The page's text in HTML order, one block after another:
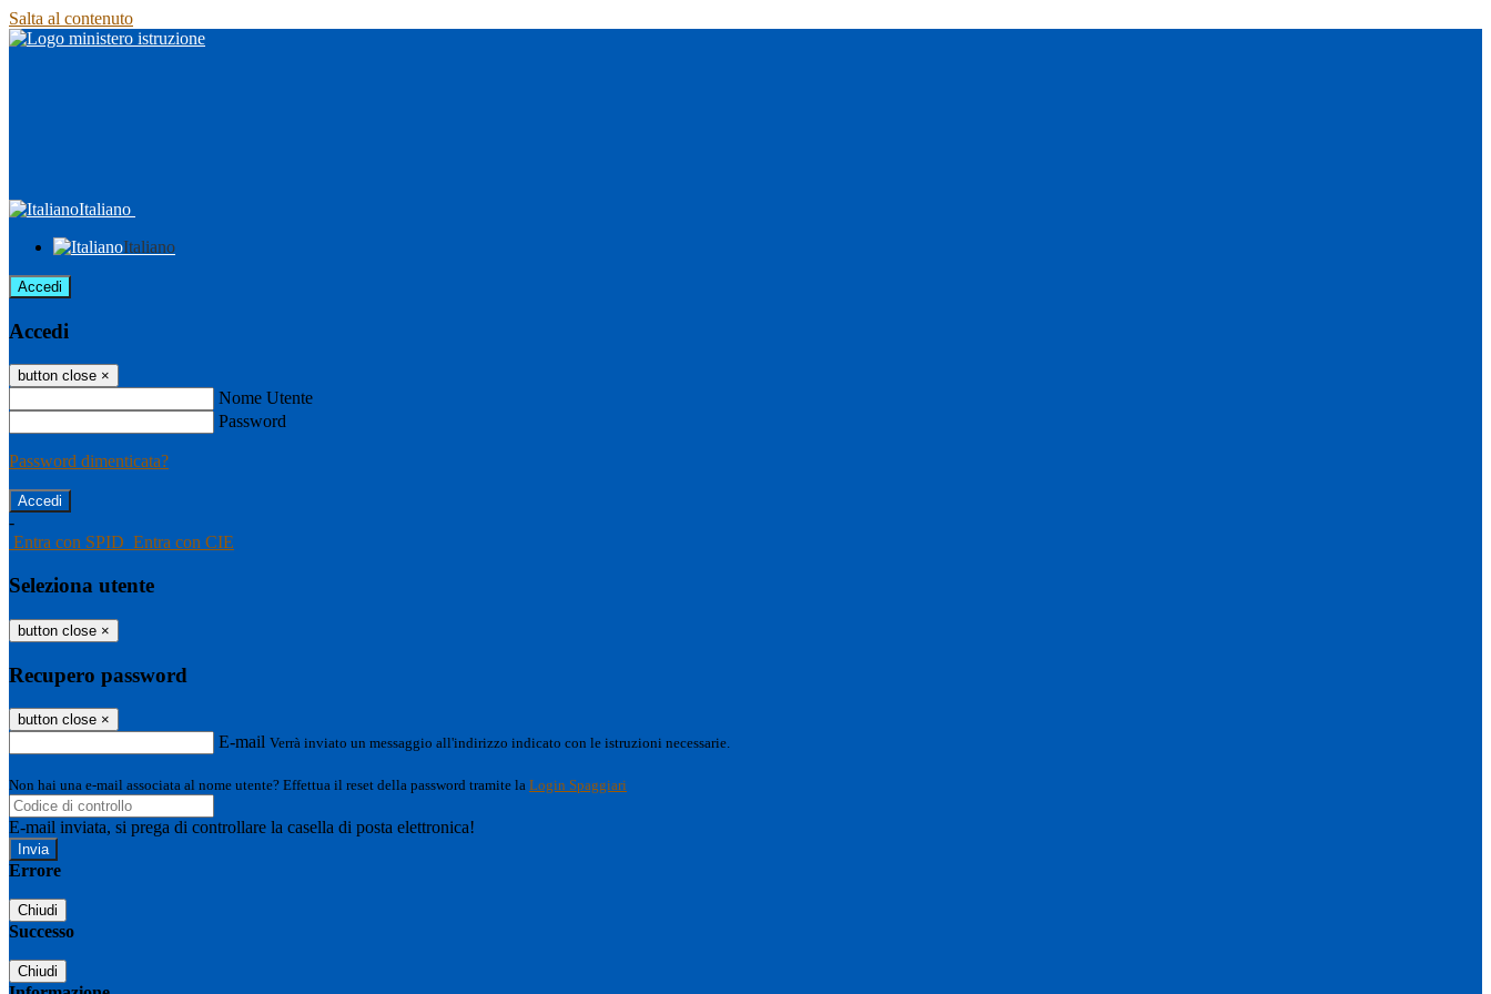
Salta al contenuto
Italiano
Italiano
Accedi
Accedi
button close ×
Nome Utente
Password
Password dimenticata?
-
Entra con SPID Entra con CIE
Seleziona utente
button close ×
Recupero password
button close ×
E-mail Verrà inviato un messaggio all'indirizzo indicato con le istruzioni necessarie.
Non hai una e-mail associata al nome utente? Effettua il reset della password tramite la Login Spaggiari
E-mail inviata, si prega di controllare la casella di posta elettronica!
Errore
Chiudi
Successo
Chiudi